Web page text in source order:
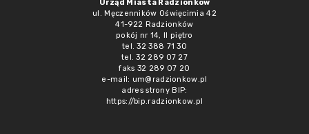
Urząd Miasta Radzionków
ul. Męczenników Oświęcimia 42
41-922 Radzionków
pokój nr 14, II piętro
tel. 32 388 71 30
tel. 32 289 07 27
faks 32 289 07 20
e-mail: um@radzionkow.pl
adres strony BIP:
https://bip.radzionkow.pl